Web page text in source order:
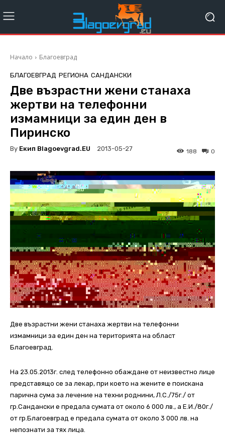
Начало Благоевград
БЛАГОЕВГРАД РЕГИОНА САНДАНСКИ
Две възрастни жени станаха
жертви на телефонни
измамници за един ден в
Пиринско
By Екип Blagoevgrad.EU 2013-05-27 0
188
Две възрастни жени станаха жертви на телефонни
измамници за един ден на територията на област
Благоевград.
На 23.05.2013г. след телефонно обаждане от неизвестно лице
представящо се за лекар, при което на жените е поискана
парична сума за лечение на техни роднини, Л.С./75г./ от
гр.Сандански е предала сумата от около 6 000 лв., а Е.И./80г./
от гр.Благоевград е предала сумата от около 3 000 лв. на
непознати за тях лица.